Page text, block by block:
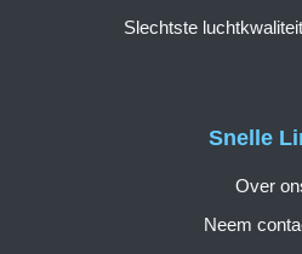
Snelle
Over
Neem
Slechtste